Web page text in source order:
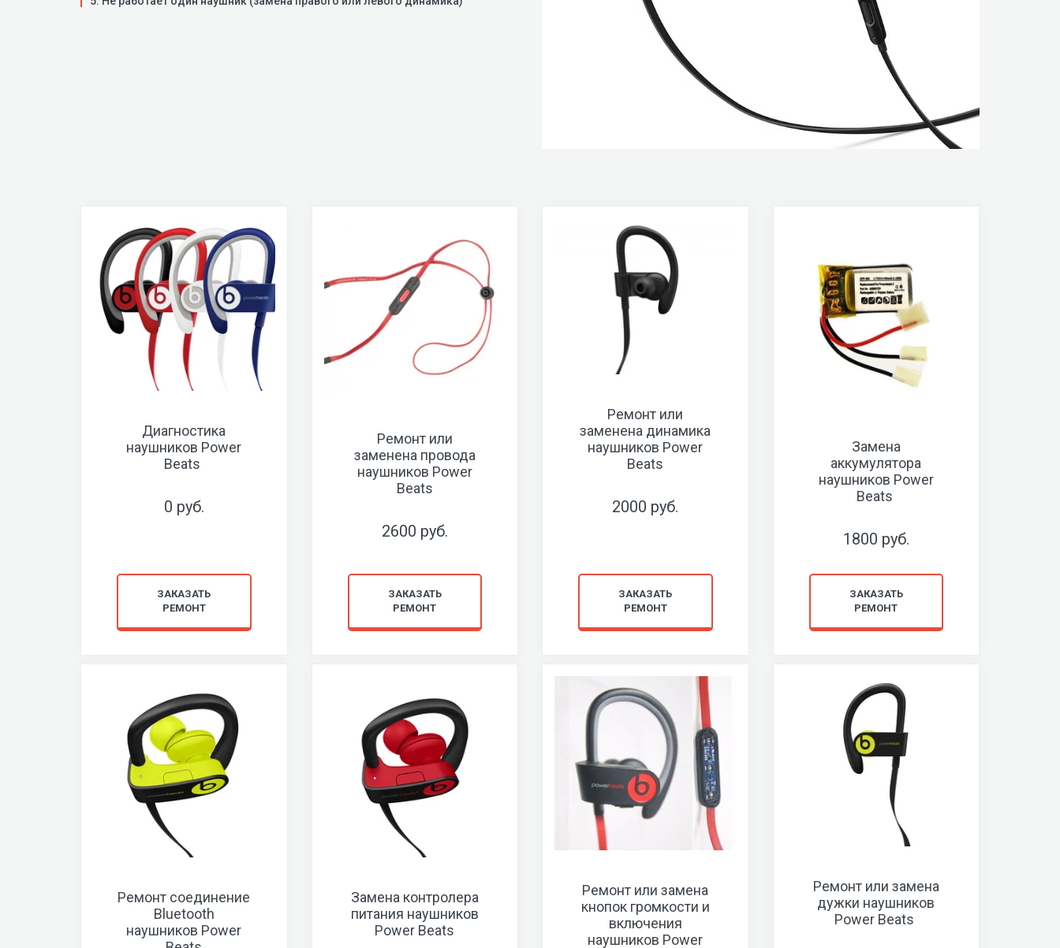
Диагностика
наушников Power
Beats
0 руб.
ЗАКАЗАТЬ
РЕМОНТ
Ремонт или
заменена провода
наушников Power
Beats
2600 руб.
ЗАКАЗАТЬ
РЕМОНТ
Ремонт или
заменена динамика
наушников Power
Beats
2000 руб.
ЗАКАЗАТЬ
РЕМОНТ
Замена
аккумулятора
наушников Power
Beats
1800 руб.
ЗАКАЗАТЬ
РЕМОНТ
Ремонт соединение
Bluetooth
наушников Power
Замена контролера
питания наушников
Power Beats
Ремонт или замена
кнопок громкости и
включения
наушников Power
Ремонт или замена
дужки наушников
Power Beats